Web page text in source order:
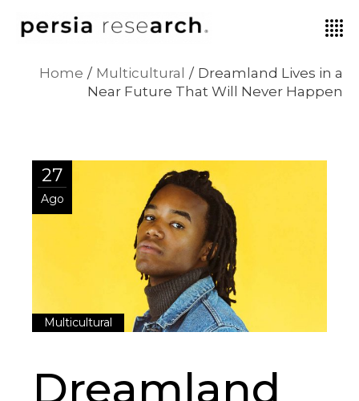
Home Multicultural
Dreamland Lives in a
Near Future That Will Never Happen
27
Ago
Multicultural
Dreamland